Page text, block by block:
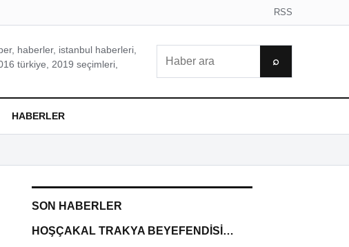
RSS
haberler, istanbul haberleri,
türkiye, 2019 seçimleri,
⌕
HABERLER
SON HABERLER
HOŞÇAKAL TRAKYA BEYEFENDİSİ…